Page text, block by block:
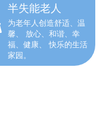
半失能老人
为老年人创造舒适、温
馨、 放心、和谐、幸
福、健康、 快乐的生活
家园。